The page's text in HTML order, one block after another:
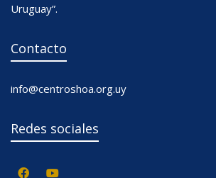
Uruguay”.
Contacto
info@centroshoa.org.uy
Redes sociales